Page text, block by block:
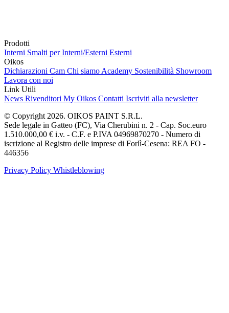
Prodotti
Interni Smalti per Interni/Esterni Esterni
Oikos
Dichiarazioni Cam Chi siamo Academy Sostenibilità Showroom
Lavora con noi
Link Utili
News Rivenditori My Oikos Contatti Iscriviti alla newsletter
© Copyright 2026. OIKOS PAINT S.R.L.
Sede legale in Gatteo (FC), Via Cherubini n. 2 - Cap. Soc.euro
1.510.000,00 € i.v. - C.F. e P.IVA 04969870270 - Numero di
iscrizione al Registro delle imprese di Forlì-Cesena: REA FO -
446356
Privacy Policy Whistleblowing